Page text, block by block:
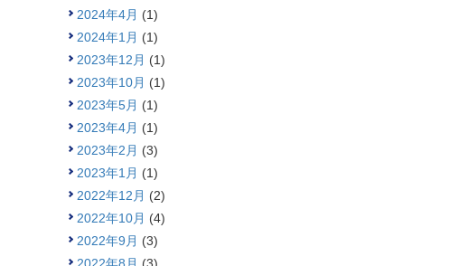
2024年4月 (1)
2024年1月 (1)
2023年12月 (1)
2023年10月 (1)
2023年5月 (1)
2023年4月 (1)
2023年2月 (3)
2023年1月 (1)
2022年12月 (2)
2022年10月 (4)
2022年9月 (3)